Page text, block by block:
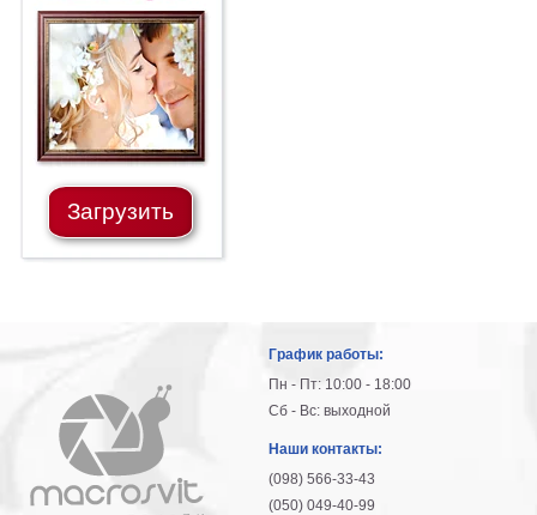
Загрузить
График работы:
Пн - Пт: 10:00 - 18:00
Сб - Вс: выходной
Наши контакты:
(098) 566-33-43
(050) 049-40-99